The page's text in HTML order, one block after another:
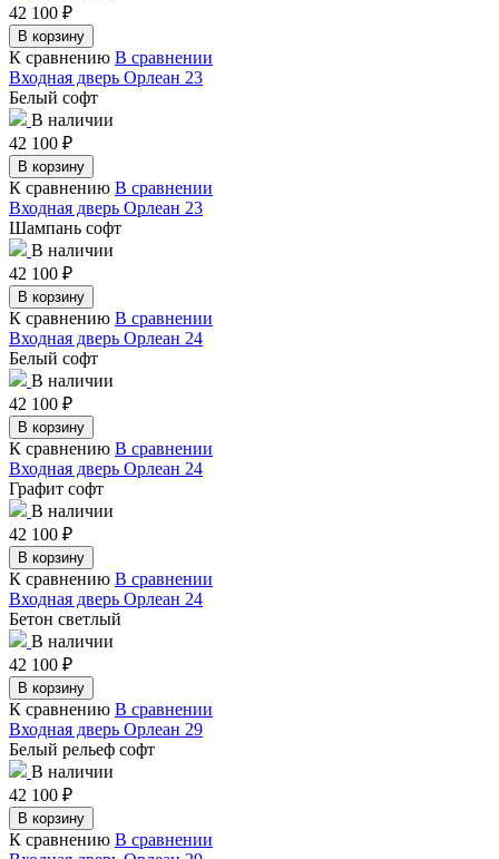
42 100 ₽
В корзину
К сравнению В сравнении
Входная дверь Орлеан 23
Белый софт
В наличии
42 100 ₽
В корзину
К сравнению В сравнении
Входная дверь Орлеан 23
Шампань софт
В наличии
42 100 ₽
В корзину
К сравнению В сравнении
Входная дверь Орлеан 24
Белый софт
В наличии
42 100 ₽
В корзину
К сравнению В сравнении
Входная дверь Орлеан 24
Графит софт
В наличии
42 100 ₽
В корзину
К сравнению В сравнении
Входная дверь Орлеан 24
Бетон светлый
В наличии
42 100 ₽
В корзину
К сравнению В сравнении
Входная дверь Орлеан 29
Белый рельеф софт
В наличии
42 100 ₽
В корзину
К сравнению В сравнении